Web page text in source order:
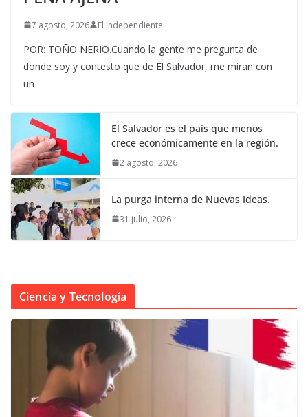
7 agosto, 2026 El Independiente
POR: TOÑO NERIO.Cuando la gente me pregunta de
donde soy y contesto que de El Salvador, me miran con
un
El Salvador es el país que menos
crece económicamente en la región.
2 agosto, 2026
La purga interna de Nuevas Ideas.
31 julio, 2026
Ciencia y Tecnología